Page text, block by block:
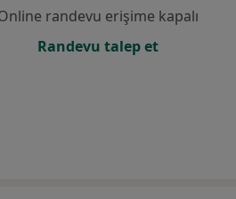
randevu erişime kapalı
Randevu talep et